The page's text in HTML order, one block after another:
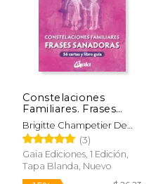
Constelaciones
Familiares. Frases
Sanadoras
Brigitte Champetier De
Ribes
(3)
Gaia Ediciones, 1 Edición,
Tapa Blanda, Nuevo